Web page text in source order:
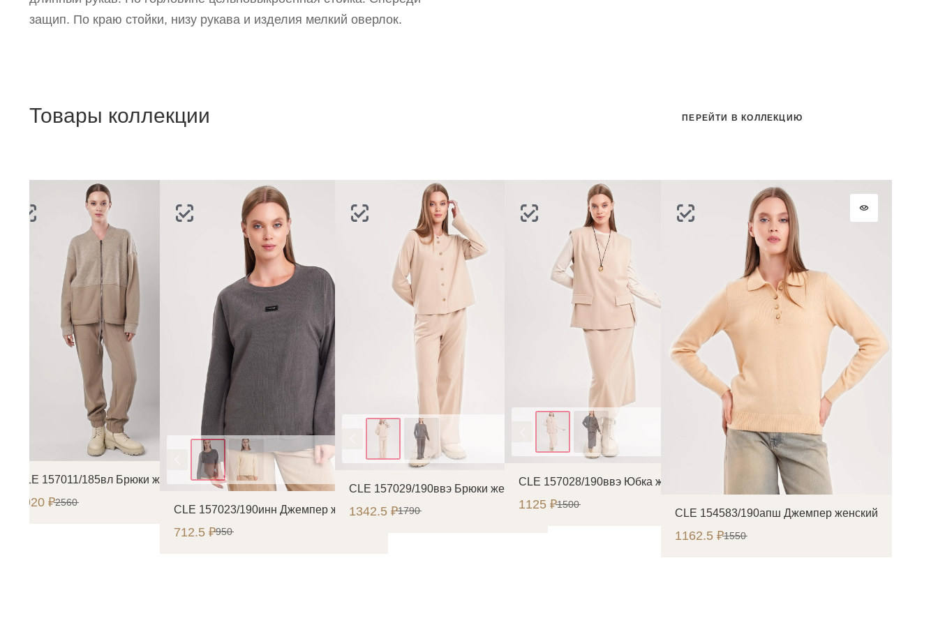
защип. По краю стойки, низу рукава и изделия мелкий оверлок.
Товары коллекции
CLE 157011/185вл Брюки женские
1920 ₽2560
CLE 157023/190инн Джемпер женский
712.5 ₽950
CLE 157029/190ввэ Брюки женские
1342.5 ₽1790
CLE 157028/190ввэ Юбка женская
1125 ₽1500
CLE 154583/190апш Джемпер женский
1162.5 ₽1550
ПЕРЕЙТИ В КОЛЛЕКЦИЮ
портале